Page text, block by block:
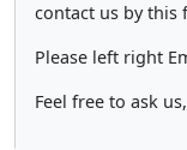
contact us by this
Please left right
Feel free to ask